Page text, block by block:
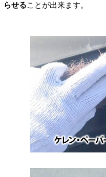
らせることが出来ます。